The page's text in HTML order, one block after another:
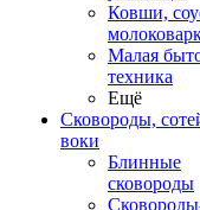
Ковши,
Малая
техника
Ещё
Сковороды,
воки
Блинные
сковороды